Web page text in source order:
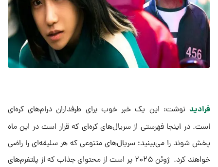
فرادید نوشت: این یک خبر خوب برای طرفداران درام‌های کره‌ای
است. در اینجا فهرستی از سریال‌های کره‌ای که قرار است در این ماه
پخش شوند را می‌بینید؛ سریال‌های متنوعی که هر سلیقه‌ای را راضی
خواهند کرد. ژوئن ۲۰۲۵ پر است از محتوای جذاب که از پلتفرم‌های